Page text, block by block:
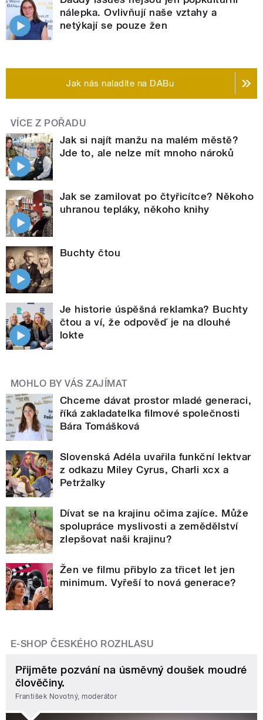
nálepka. Ovlivňují naše vztahy a
netýkají se pouze žen
Jak nás naladíte na DABu
VÍCE Z POŘADU
Jak si najít manžu na malém městě?
Jde to, ale nelze mít mnoho nároků
Jak se zamilovat po čtyřicítce? Někoho
uhranou tepláky, někoho knihy
Buchty čtou
Je historie úspěšná reklamka? Buchty
čtou a ví, že odpověď je na dlouhé
lokte
MOHLO BY VÁS ZAJÍMAT
Chceme dávat prostor mladé generaci,
říká zakladatelka filmové společnosti
Bára Tomášková
Slovenská Adéla uvařila funkční lektvar
z odkazu Miley Cyrus, Charli xcx a
Petržalky
Dívat se na krajinu očima zajíce. Může
spolupráce myslivosti a zemědělství
zlepšovat naši krajinu?
Žen ve filmu přibylo za třicet let jen
minimum. Vyřeší to nová generace?
E-SHOP ČESKÉHO ROZHLASU
Přijměte pozvání na úsměvný doušek moudré
člověčiny.
František Novotný, moderátor